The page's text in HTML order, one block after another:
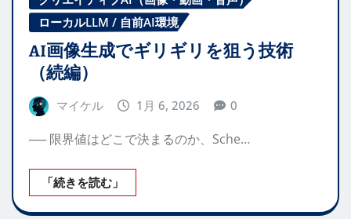
ローカルLLM / 自前AI環境
AI画像生成でギリギリを狙う技術
（続編）
マイケル 1月 6, 2026 0
── 限界値はどこで決まるのか、Sche…
「続きを読む」